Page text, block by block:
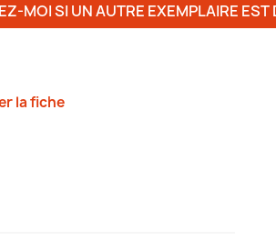
MOI SI UN AUTRE EXEMPLAIRE EST
la fiche